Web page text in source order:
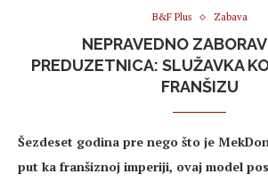
B&F Plus Zabava
NEPRAVEDNO
PREDUZETNICA: SLUŽAVKA
FRANŠIZU
Šezdeset godina pre nego što je
put ka franšiznoj imperiji, ovaj model